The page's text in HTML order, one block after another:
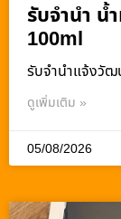
รับจำนำ น้
100ml
รับจํานําแจ้งวัฒ
ดูเพิ่มเติม »
05/08/2026